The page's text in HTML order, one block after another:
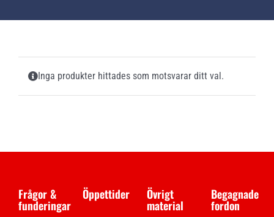
Inga produkter hittades som motsvarar ditt val.
Frågor &
funderingar
Öppettider Övrigt
material
Begagnade
fordon